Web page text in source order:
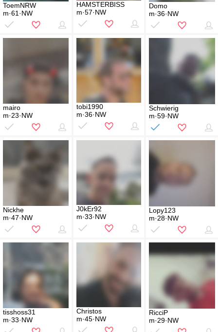
ToemNRW
m·61·NW
HAMSTERBISS
m·57·NW
Domo
m·36·NW
mairo
m·23·NW
tobi1990
m·36·NW
Schwierig
m·59·NW
Nickhe
m·47·NW
J0kEr92
m·33·NW
Lopy123
m·28·NW
tisshoss31
m·33·NW
Christos
m·45·NW
RicciP
m·29·NW